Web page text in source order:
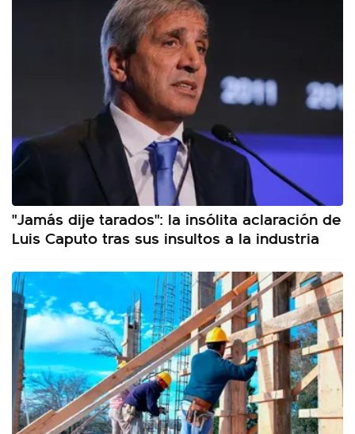
"Jamás dije tarados": la insólita aclaración de
Luis Caputo tras sus insultos a la industria